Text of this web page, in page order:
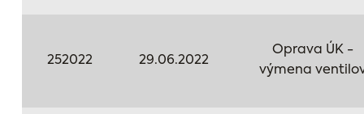
252022 29.06.2022
Oprava ÚK -
výmena